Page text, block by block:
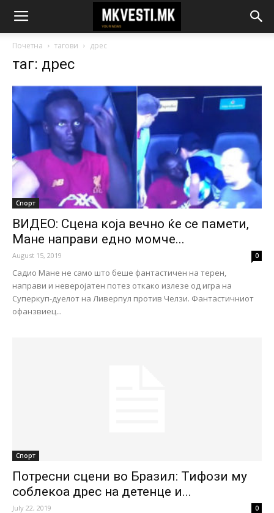
Почетна тагови дрес
таг: дрес
Спорт
ВИДЕО: Сцена која вечно ќе се памети,
Мане направи едно момче...
August 15, 2019 0
Садио Мане не само што беше фантастичен на терен,
направи и неверојатен потез откако излезе од игра на
Суперкуп-дуелот на Ливерпул против Челзи. Фантастичниот
офанзвиец...
Спорт
Потресни сцени во Бразил: Тифози му
соблекоа дрес на детенце и...
July 22, 2019 0